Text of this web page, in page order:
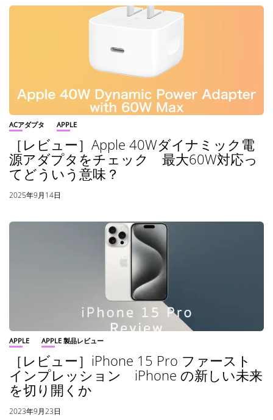
ACアダプタ APPLE
［レビュー］Apple 40Wダイナミック電
源アダプタをチェック 最大60W対応っ
てどういう意味？
2025年9月14日
APPLE APPLE 製品レビュー
［レビュー］iPhone 15 Pro ファースト
インプレッション iPhone の新しい未来
を切り開くか
2023年9月23日